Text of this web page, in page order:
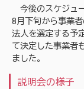
今後のスケジュ
8月下旬から事業
法人を選定する予
て決定した事業者
ました。
説明会の様子